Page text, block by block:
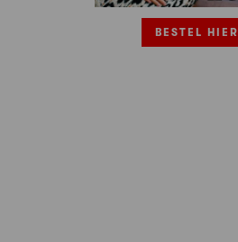
BESTEL HIER